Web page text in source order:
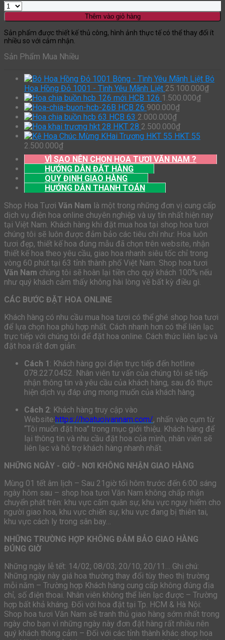
Thêm vào giỏ hàng
Sản phẩm được thiết kế thủ công, hình ảnh thực tế có thể thay đổi ít
nhiều so với cảm nhận.
Sản Phẩm Mua Nhiều
Bó
Hoa Hồng Đỏ 1001 - Tình Yêu Mãnh Liệt 25.100.000₫
HCB 126 1.500.000₫
HCB 26 900.000₫
HCB 63 2.000.000₫
HKT 28 2.500.000₫
HKT 55
2.500.000₫
VÌ SAO NÊN CHỌN HOA TƯƠI VĂN NAM ?
HƯỚNG DẪN ĐẶT HÀNG
QUY ĐỊNH GIAO HÀNG
HƯỚNG DẪN THANH TOÁN
Shop Hoa Tươi Văn Nam là một trong những đơn vị cung cấp
dịch vụ điện hoa online chuyên nghiệp và uy tín nhất hiện nay
tại Việt Nam. Khách hàng khi đặt mua hoa tại shop hoa tươi
chúng tôi sẽ luôn được đảm bảo các tiêu chí như: Hoa luôn
tươi đẹp, thiết kế hoa đúng mẫu đã chọn trên website, nhận
thiết kế hoa theo yêu cầu, giao hoa nhanh siêu tốc chỉ trong
vòng 60 phút tại 63 tỉnh thành phố Việt Nam. Shop hoa tươi
Văn Nam chúng tôi sẽ hoàn lại tiền cho quý khách 100% nếu
như quý khách cảm thấy không hài lòng về bất kỳ điều gì.
CÁC BƯỚC ĐẶT HOA ONLINE
Khách hàng có nhu cầu mua hoa tươi có thể ghé shop hoa tươi
để lựa chọn hoa phù hợp nhất. Cách nhanh hơn có thể liên lạc
trực tiếp với chúng tôi để đặt hoa online. Cách thức liên lạc và
đặt hoa rất đơn giản:
Cách 1 : Khách hàng gọi điện trực tiếp đến hotline
078.227.0452. Nhân viên tư vấn của chúng tôi sẽ tiếp
nhận thông tin và yêu cầu của khách hàng, sau đó thực
hiện dịch vụ đáp ứng mong muốn của khách hàng.
Cách 2: Khách hàng truy cập vào
Website:https://hoatuoivannam.com/, nhấn vào cụm từ
“Tôi muốn đặt hoa” trong mục giới thiệu. Khách hàng để
lại thông tin và nhu cầu đặt hoa của mình, nhân viên sẽ
liên lạc và hỗ trợ khách hàng nhanh nhất.
NHỮNG NGÀY - GIỜ - NƠI KHÔNG NHẬN GIAO HÀNG
Mùng 01 tết âm lịch – Sau 21giờ tối hôm trước đến 6:00 sáng
ngày hôm sau – shop hoa tươi Văn Nam không chấp nhận
chuyển phát trên: khu vực cấm quân sự, khu vực nguy hiểm cho
người giao hoa, khu vực chiến sự, khu vực đang bị thiên tai,
khu vực cách ly trong sân bay…
NHỮNG TRƯỜNG HỢP KHÔNG ĐẢM BẢO GIAO HÀNG
ĐÚNG GIỜ
Những ngày lễ tết: 14/02; 08/03; 20/10; 20/11… Ghi chú:
Những ngày này giá hoa thường thay đổi tùy theo thị trường
mỗi năm – Trường hợp Khách hàng cung cấp không đúng địa
chỉ, số điện thoai. Nhân viên không thể liên lạc được – Trường
hợp bất khả kháng. Đối với hoa đặt tại Tp. HCM & Hà Nội:
Shop hoa tươi Văn Nam sẽ tranh thủ giao hàng sớm nhất trong
ngày cho bạn vì những ngày này đơn đặt hàng rất nhiều nên
quý khách thông cảm – Đối với các tỉnh thành khác shop hoa